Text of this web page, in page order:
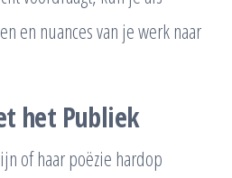
en nuances van je werk naar
het Publiek
of haar poëzie hardop